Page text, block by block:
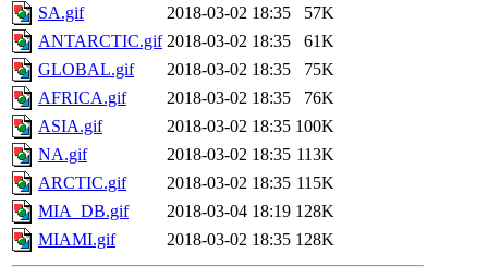
SA.gif
2018-03-02 18:35
57K
ANTARCTIC.gif 2018-03-02 18:35
61K
GLOBAL.gif
2018-03-02 18:35
75K
AFRICA.gif
2018-03-02 18:35
76K
ASIA.gif
2018-03-02 18:35 100K
NA.gif
2018-03-02 18:35 113K
ARCTIC.gif
2018-03-02 18:35 115K
MIA_DB.gif
2018-03-04 18:19 128K
MIAMI.gif
2018-03-02 18:35 128K